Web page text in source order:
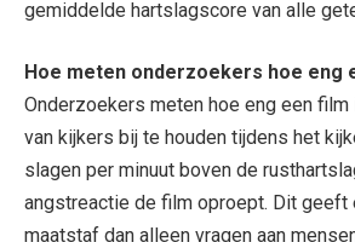
gemiddelde hartslagscore van alle
Hoe meten onderzoekers hoe eng
Onderzoekers meten hoe eng een
van kijkers bij te houden tijdens het
slagen per minuut boven de
angstreactie de film oproept. Dit geeft
maatstaf dan alleen vragen aan